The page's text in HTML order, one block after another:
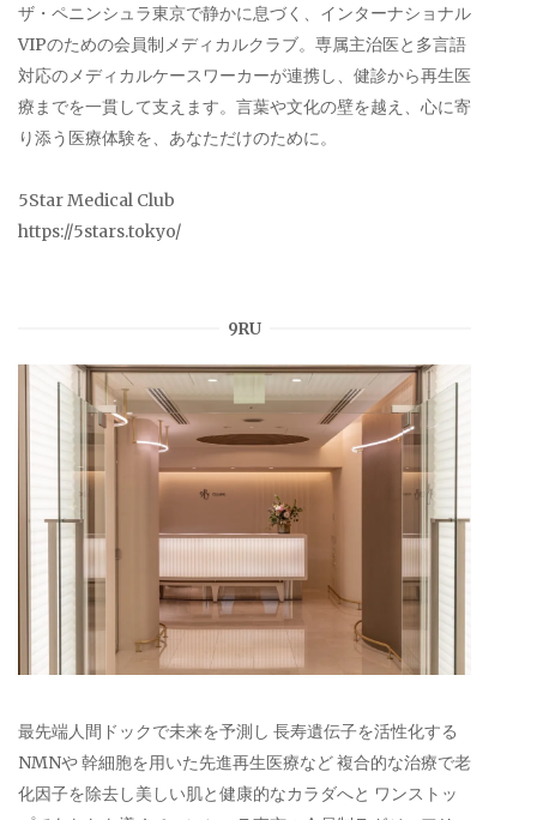
ザ・ペニンシュラ東京で静かに息づく、インターナショナル
VIPのための会員制メディカルクラブ。専属主治医と多言語
対応のメディカルケースワーカーが連携し、健診から再生医
療までを一貫して支えます。言葉や文化の壁を越え、心に寄
り添う医療体験を、あなただけのために。
5Star Medical Club
https://5stars.tokyo/
9RU
最先端人間ドックで未来を予測し 長寿遺伝子を活性化する
NMNや 幹細胞を用いた先進再生医療など 複合的な治療で老
化因子を除去し美しい肌と健康的なカラダへと ワンストッ